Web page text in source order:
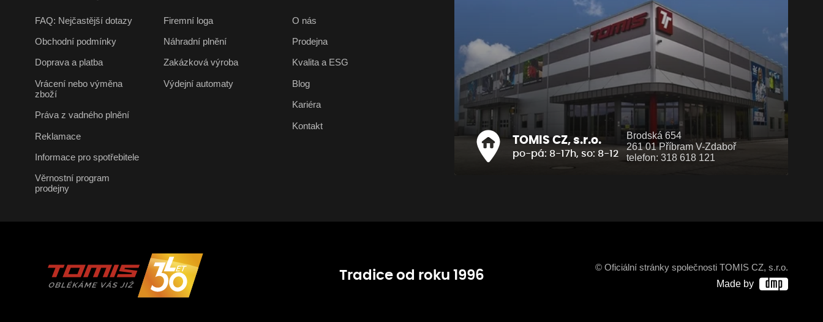
FAQ: Nejčastější dotazy
Obchodní podmínky
Doprava a platba
Vrácení nebo výměna
zboží
Práva z vadného plnění
Reklamace
Informace pro spotřebitele
Věrnostní program
prodejny
Firemní loga
Náhradní plnění
Zakázková výroba
Výdejní automaty
O nás
Prodejna
Kvalita a ESG
Blog
Kariéra
Kontakt
TOMIS CZ, s.r.o.
po-pá: 8-17h, so: 8-12
Brodská 654
261 01 Příbram V-Zdaboř
telefon: 318 618 121
Tradice od roku 1996
© Oficiální stránky společnosti TOMIS CZ, s.r.o.
Made by